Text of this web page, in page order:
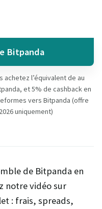
Bitpanda
l’équivalent de au
et 5% de cashback en
vers Bitpanda (offre
uniquement)
de Bitpanda en
notre vidéo sur
: frais, spreads,